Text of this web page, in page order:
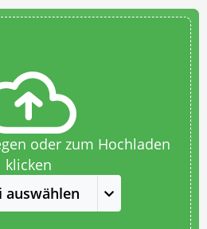
oder zum Hochladen
klicken
auswählen